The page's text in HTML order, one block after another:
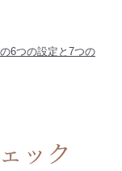
6つの設定と7つの
ック